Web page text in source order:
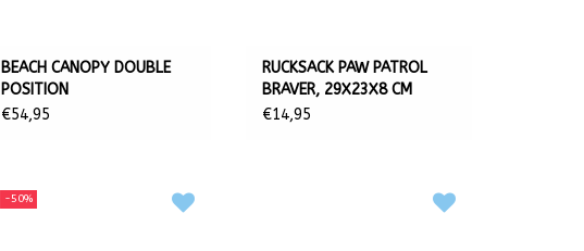
BEACH CANOPY DOUBLE
POSITION
€54,95
RUCKSACK PAW PATROL
BRAVER, 29X23X8 CM
€14,95
-50%